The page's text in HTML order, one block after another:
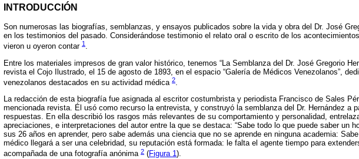
INTRODUCCIÓN
Son numerosas las biografías, semblanzas, y ensayos publicados sobre la vida y obra del Dr. José
en los testimonios del pasado. Considerándose testimonio el relato oral o escrito de los
vieron u oyeron contar 1 .
Entre los materiales impresos de gran valor histórico, tenemos “La Semblanza del Dr. José Gregorio
revista el Cojo Ilustrado, el 15 de agosto de 1893, en el espacio “Galería de Médicos Venezolanos”,
venezolanos destacados en su actividad médica 2.
La redacción de esta biografía fue asignada al escritor costumbrista y periodista Francisco de Sales
mencionada revista. Él usó como recurso la entrevista, y construyó la semblanza del Dr. Hernández a
respuestas. En ella describió los rasgos más relevantes de su comportamiento y personalidad,
apreciaciones, e interpretaciones del autor entre la que se destaca: “Sabe todo lo que puede saber un
sus 26 años en aprender, pero sabe además una ciencia que no se aprende en ninguna academia:
médico llegará a ser una celebridad, su reputación está formada: le falta el agente tiempo para
acompañada de una fotografía anónima 2 (Figura 1).